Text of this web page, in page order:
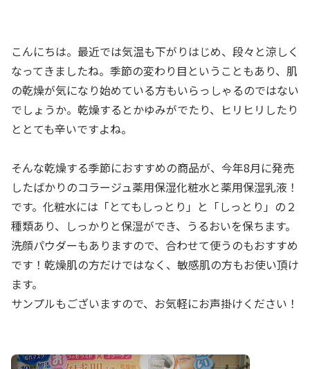
こんにちは。最近では気温も下がりはじめ、段々と涼しく
なってきましたね。季節の変わり目ということもあり、肌
の乾燥が気になり始めている方もいらっしゃるのではない
でしょうか。乾燥するとかゆみがでたり、ヒリヒリしたり
ととても辛いですよね。
そんな乾燥する季節におすすめの商品が、今年8月に発売
したばかりのコラージュ薬用保湿化粧水と薬用保湿乳液！
です。化粧水には「とてもしっとり」と「しっとり」の２
種類あり、しっかりと保湿ができ、うるおいを保ちます。
洗顔パウダーもありますので、合わせて使うのもおすすめ
です！乾燥肌の方だけではなく、敏感肌の方もお使い頂け
ます。
サンプルもございますので、お気軽にお声掛けください！